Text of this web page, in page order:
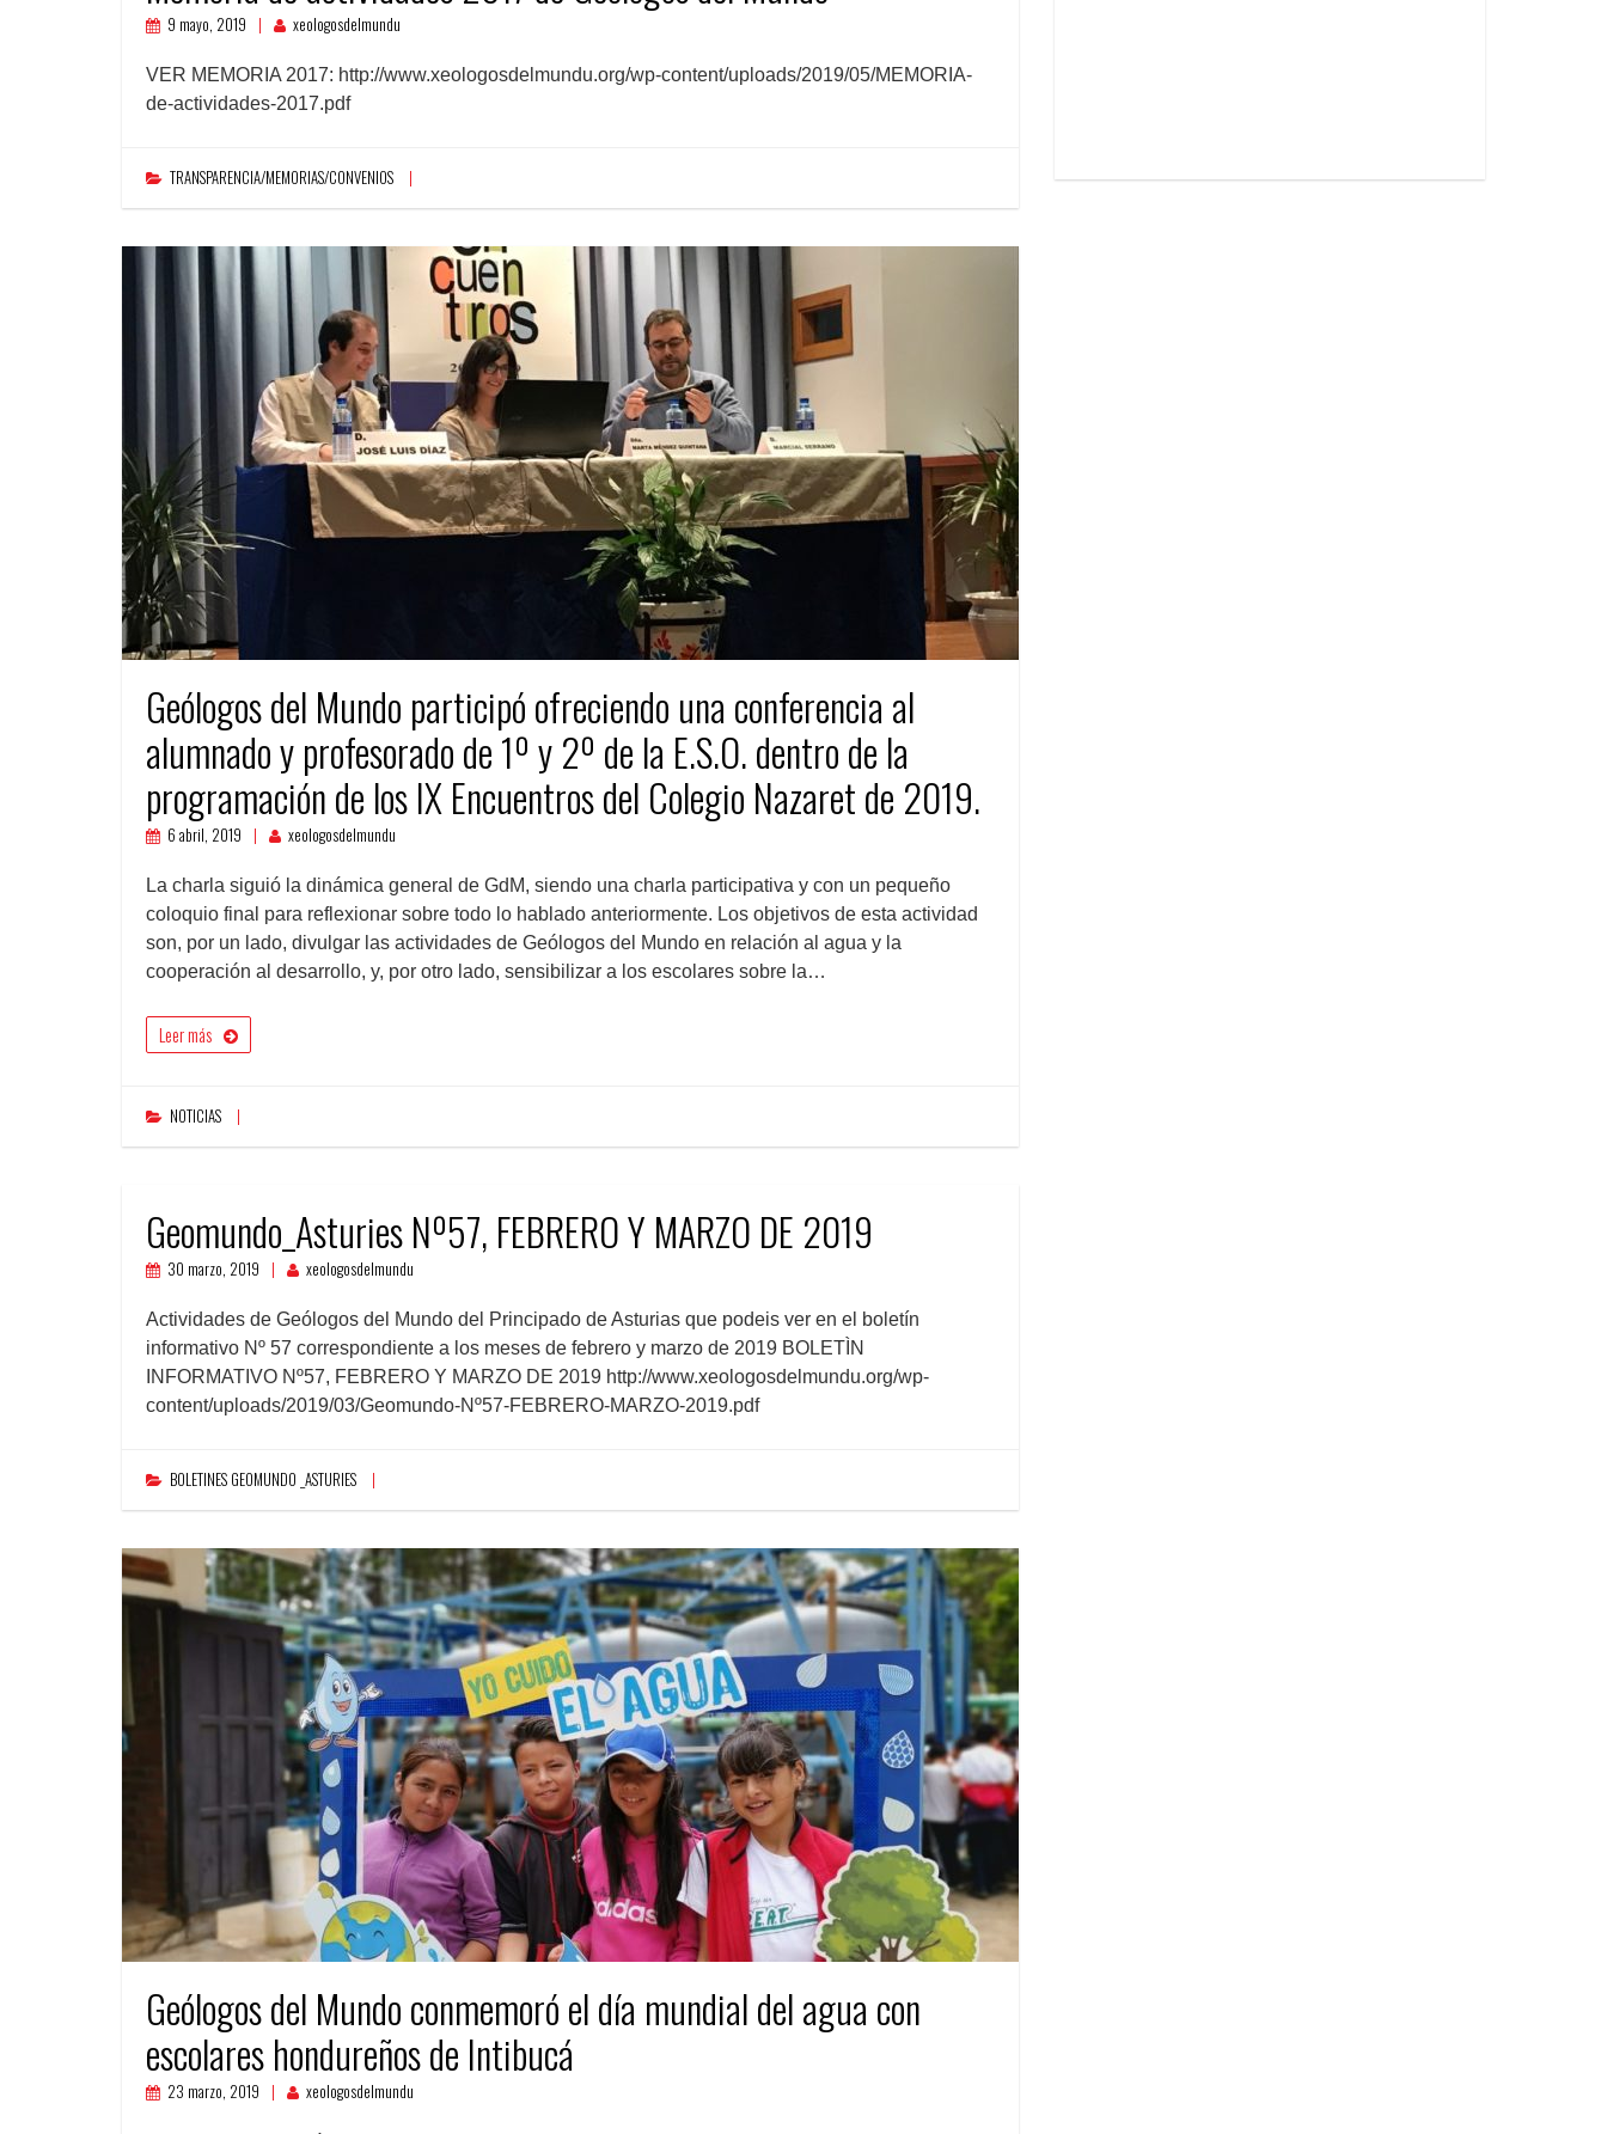
9 mayo, 2019 xeologosdelmundu
VER MEMORIA 2017: http://www.xeologosdelmundu.org/wp-content/uploads/2019/05/MEMORIA-
de-actividades-2017.pdf
TRANSPARENCIA/MEMORIAS/CONVENIOS
Geólogos del Mundo participó ofreciendo una conferencia al
alumnado y profesorado de 1º y 2º de la E.S.O. dentro de la
programación de los IX Encuentros del Colegio Nazaret de 2019.
6 abril, 2019 xeologosdelmundu
La charla siguió la dinámica general de GdM, siendo una charla participativa y con un pequeño
coloquio final para reflexionar sobre todo lo hablado anteriormente. Los objetivos de esta actividad
son, por un lado, divulgar las actividades de Geólogos del Mundo en relación al agua y la
cooperación al desarrollo, y, por otro lado, sensibilizar a los escolares sobre la…
Leer más
NOTICIAS
Geomundo_Asturies Nº57, FEBRERO Y MARZO DE 2019
30 marzo, 2019 xeologosdelmundu
Actividades de Geólogos del Mundo del Principado de Asturias que podeis ver en el boletín
informativo Nº 57 correspondiente a los meses de febrero y marzo de 2019 BOLETÌN
INFORMATIVO Nº57, FEBRERO Y MARZO DE 2019 http://www.xeologosdelmundu.org/wp-
content/uploads/2019/03/Geomundo-Nº57-FEBRERO-MARZO-2019.pdf
BOLETINES GEOMUNDO _ASTURIES
Geólogos del Mundo conmemoró el día mundial del agua con
escolares hondureños de Intibucá
23 marzo, 2019 xeologosdelmundu